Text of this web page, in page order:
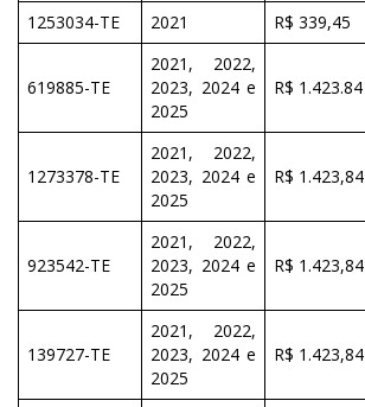
1253034-TE 2021 R$ 339,45
619885-TE
2021, 2022,
2023, 2024 e
2025
R$ 1.423.84
1273378-TE
2021, 2022,
2023, 2024 e
2025
R$ 1.423,84
923542-TE
2021, 2022,
2023, 2024 e
2025
R$ 1.423,84
139727-TE
2021, 2022,
2023, 2024 e
2025
R$ 1.423,84